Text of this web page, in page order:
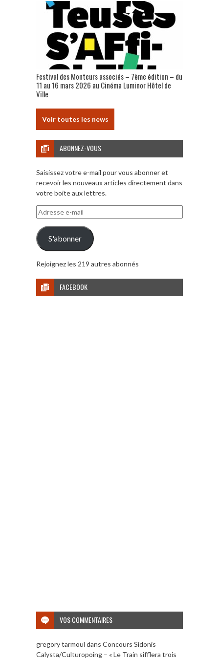
Festival des Monteurs associés – 7ème édition – du
11 au 16 mars 2026 au Cinéma Luminor Hôtel de
Ville
Voir toutes les news
ABONNEZ-VOUS
Saisissez votre e-mail pour vous abonner et
recevoir les nouveaux articles directement dans
votre boite aux lettres.
Adresse
e-
mail
S'abonner
Rejoignez les 219 autres abonnés
FACEBOOK
VOS COMMENTAIRES
gregory tarmoul dans Concours Sidonis
Calysta/Culturopoing – « Le Train sifflera trois